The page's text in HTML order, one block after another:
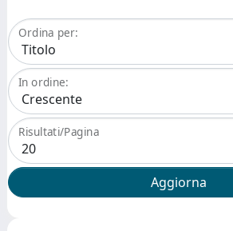
Ordina per:
In ordine:
Risultati/Pagina